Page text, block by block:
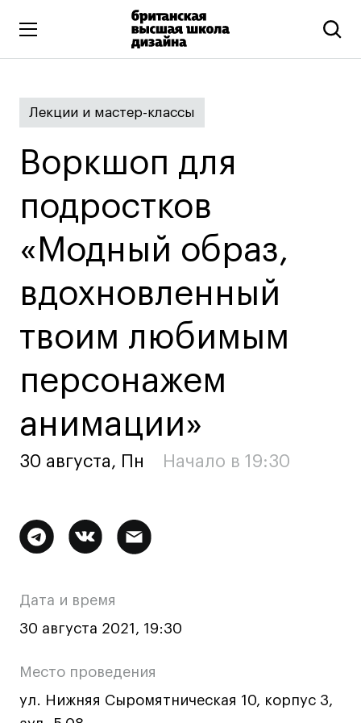
Искусство и дизайн
Бизнес и маркетинг
Дополнительное образование
Коммуникационный и цифровой дизайн
Иллюстрация
Современное искусство
Мода и стиль
Ювелирный дизайн
Сценография
Фотография и видео
Дизайн и декорирование интерьера
Подготовительные курсы и творческое
развитие
Все программы
Лекции и мастер-классы
Воркшоп для
подростков
«Модный образ,
вдохновленный
твоим любимым
персонажем
анимации»
30 августа, Пн Начало в 19:30
Дополнительная
о
мероприятии
Дата и время
30 августа 2021, 19:30
Место проведения
ул. Нижняя Сыромятническая 10, корпус 3,